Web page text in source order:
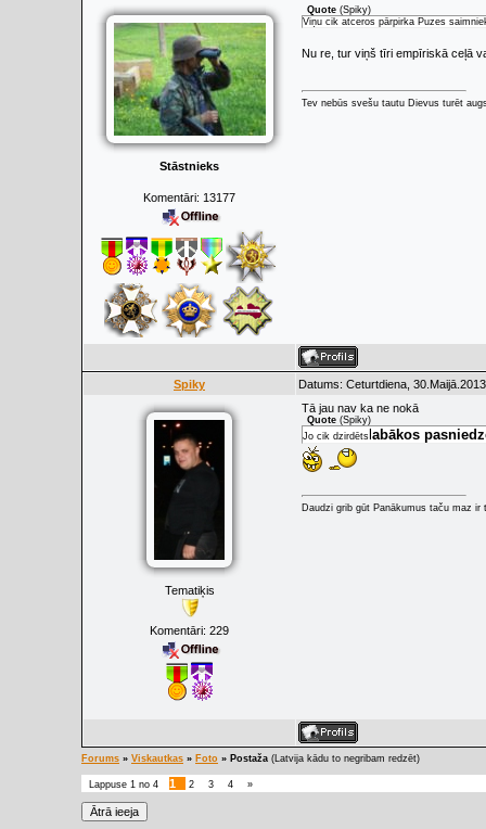
Stāstnieks
Komentāri: 13177
Quote (Spiky)
Viņu cik atceros pārpirka Puzes
Nu re, tur viņš tīri empīriskā ceļā
Tev nebūs svešu tautu Dievus turēt
Spiky Datums: Ceturtdiena,
Tematiķis
Komentāri: 229
Tā jau nav ka ne nokā
Quote (Spiky)
Jo cik dzirdēts abākos
Daudzi grib gūt Panākumus taču maz
Forums » Viskautkas » Foto » Postaža (Latvija kādu to negribam redzēt)
Lappuse 1 no 4 1 2 3 4 »